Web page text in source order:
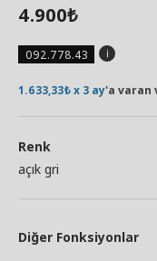
4.900₺
092.778.43
1.633,33₺ x 3 ay'a varan
Renk
açık gri
Diğer Fonksiyonlar